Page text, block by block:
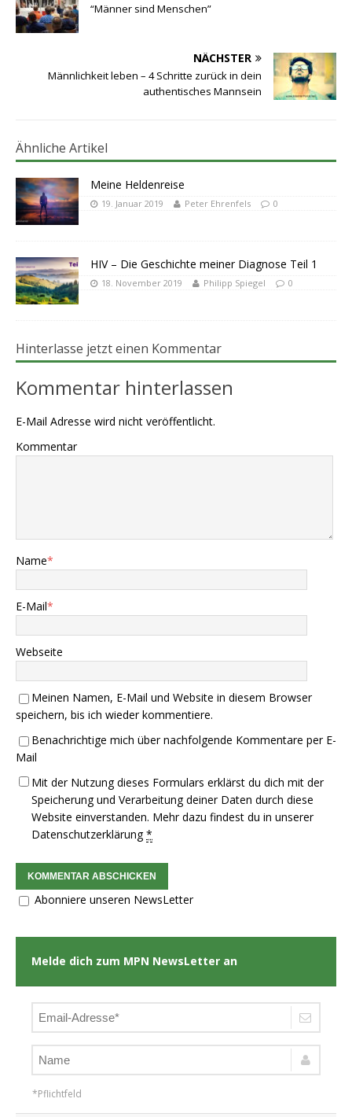
“Männer sind Menschen”
NÄCHSTER
Männlichkeit leben – 4 Schritte zurück in dein
authentisches Mannsein
Ähnliche Artikel
Meine Heldenreise
19. Januar 2019 Peter Ehrenfels 0
HIV – Die Geschichte meiner Diagnose Teil 1
18. November 2019 Philipp Spiegel 0
Hinterlasse jetzt einen Kommentar
Kommentar hinterlassen
E-Mail Adresse wird nicht veröffentlicht.
Kommentar
Name*
E-Mail*
Webseite
Meinen Namen, E-Mail und Website in diesem Browser
speichern, bis ich wieder kommentiere.
Benachrichtige mich über nachfolgende Kommentare per E-
Mail
Mit der Nutzung dieses Formulars erklärst du dich mit der
Speicherung und Verarbeitung deiner Daten durch diese
Website einverstanden. Mehr dazu findest du in unserer
Datenschutzerklärung *
Abonniere unseren NewsLetter
Melde dich zum MPN NewsLetter an
*Pflichtfeld